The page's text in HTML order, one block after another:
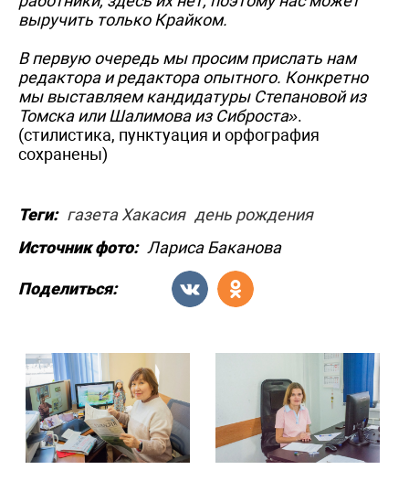
выручить только Крайком.
В первую очередь мы просим прислать нам
редактора и редактора опытного. Конкретно
мы выставляем кандидатуры Степановой из
Томска или Шалимова из Сиброста».
(стилистика, пунктуация и орфография
сохранены)
Теги: газета Хакасия день рождения
Источник фото: Лариса Баканова
Поделиться: